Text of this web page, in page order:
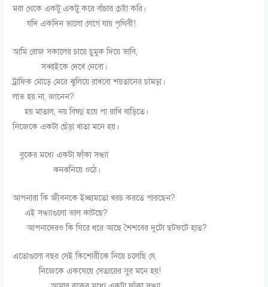
মরা থেকে একটু একটু করে বাঁচার চেষ্টা করি।
যদি একদিন ভালো লেগে যায় পৃথিবী!
আমি রোজ সকালের চায়ে চুমুক দিয়ে ভাবি,
সব্বাইকে দেখে নেবো।
ট্রাফিক মোড়ে মেরে ঝুলিয়ে রাখবো শয়তানের চামড়া।
লাভ হয় না, জানেন?
হয় মাতাল, নয় বিষণ্ণ হয়ে পা রাখি বাড়িতে।
নিজেকে একটা ছেঁড়া খাতা মনে হয়।
বুকের মধ্যে একটা ফাঁকা সন্ধ্যা
ঝনঝনিয়ে ওঠে।
আপনারা কি জীবনকে ইচ্ছামতো খরচ করতে পারছেন?
এই সন্ধ্যাগুলো ভাল কাটছে?
আপনাদেরও কি ঘিরে ধরে আছে শৈশবের দুটো ছটফটে হাত?
এতোগুলো বছর সেই কিশোরীকে নিয়ে চলেছি যে,
নিজেকে একঘেয়ে সেতারের সুর মনে হয়!